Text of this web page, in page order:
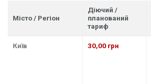
Місто / Регіон
Діючий /
планований
тариф
Київ 30,00 грн